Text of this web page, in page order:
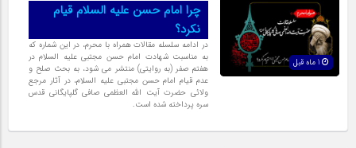
چرا امام‌‌ حسن علیه السلام قیام
نکرد؟
در ادامه سلسله مقالات همراه با محرم، در این شماره که
به مناسبت شهادت امام حسن مجتبی علیه السلام در
هفتم صفر (به روایتی) منتشر می شود، به بحث صلح و
عدم قیام امام حسن مجتبی علیه السلام، در آثار مرجع
ولائی حضرت آیت الله العظمی صافی گلپایگانی قدس
سره پرداخته شده است.